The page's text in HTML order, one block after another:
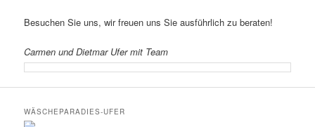
Besuchen Sie uns, wir freuen uns Sie ausführlich zu beraten!
Carmen und Dietmar Ufer mit Team
WÄSCHEPARADIES-UFER